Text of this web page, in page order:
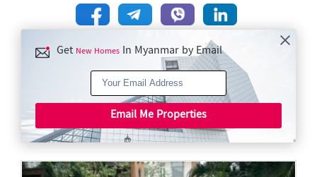
Get New Homes In Myanmar by Email
Email Me Properties